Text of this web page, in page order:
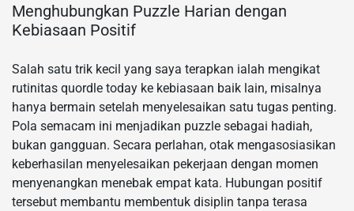
Menghubungkan Puzzle Harian dengan
Kebiasaan Positif
Salah satu trik kecil yang saya terapkan ialah mengikat
rutinitas quordle today ke kebiasaan baik lain, misalnya
hanya bermain setelah menyelesaikan satu tugas penting.
Pola semacam ini menjadikan puzzle sebagai hadiah,
bukan gangguan. Secara perlahan, otak mengasosiasikan
keberhasilan menyelesaikan pekerjaan dengan momen
menyenangkan menebak empat kata. Hubungan positif
tersebut membantu membentuk disiplin tanpa terasa